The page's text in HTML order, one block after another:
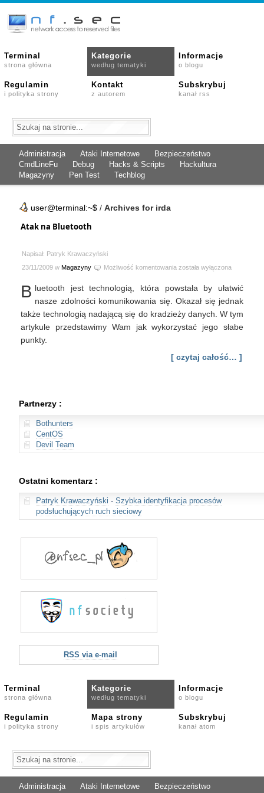
Terminal
strona główna
Kategorie
według tematyki
Informacje
o blogu
Regulamin
i polityka strony
Kontakt
z autorem
Subskrybuj
kanał rss
Administracja Ataki Internetowe
Bezpieczeństwo
CmdLineFu
Debug Hacks & Scripts
Hackultura
Magazyny
Pen Test Techblog
user@terminal:~$ / Archives for irda
Atak na Bluetooth
Napisał: Patryk Krawaczyński
23/11/2009 w Magazyny Możliwość komentowania Atak
Bluetooth
została wyłączona
B luetooth jest technologią, która powstała by ułatwić
nasze zdolności komunikowania się. Okazał się jednak
także technologią nadającą się do kradzieży danych. W tym
artykule przedstawimy Wam jak wykorzystać jego słabe
punkty.
[ czytaj całość… ]
Partnerzy :
Bothunters
CentOS
Devil Team
Ostatni komentarz :
Patryk Krawaczyński - Szybka identyfikacja procesów
podsłuchujących ruch sieciowy
RSS via e-mail
Terminal
strona główna
Kategorie
według tematyki
Informacje
o blogu
Regulamin
i polityka strony
Mapa strony
i spis artykułów
Subskrybuj
kanał atom
Administracja Ataki Internetowe
Bezpieczeństwo